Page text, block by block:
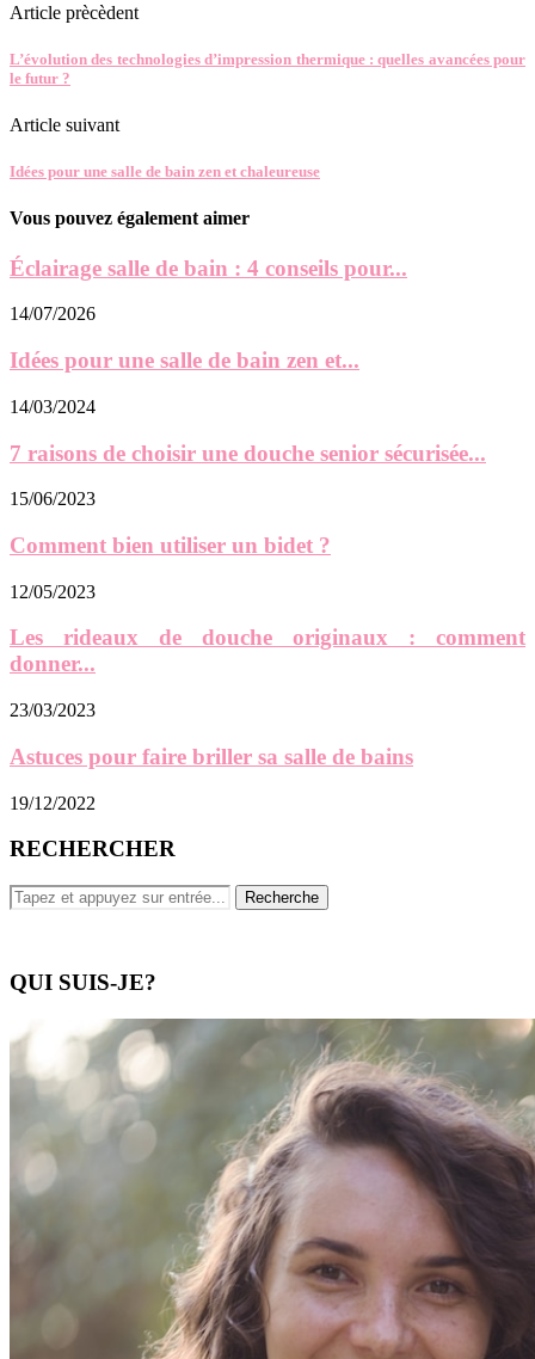
Article prècèdent
L’évolution des technologies d’impression thermique : quelles avancées pour
le futur ?
Article suivant
Idées pour une salle de bain zen et chaleureuse
Vous pouvez également aimer
Éclairage salle de bain : 4 conseils pour...
14/07/2026
Idées pour une salle de bain zen et...
14/03/2024
7 raisons de choisir une douche senior sécurisée...
15/06/2023
Comment bien utiliser un bidet ?
12/05/2023
Les rideaux de douche originaux : comment
donner...
23/03/2023
Astuces pour faire briller sa salle de bains
19/12/2022
RECHERCHER
QUI SUIS-JE?